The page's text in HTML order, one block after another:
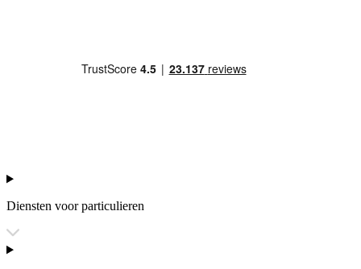
Diensten voor particulieren